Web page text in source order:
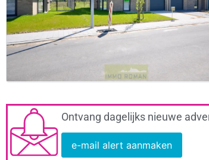
Ontvang dagelijks nieuwe
e-mail alert aanmaken